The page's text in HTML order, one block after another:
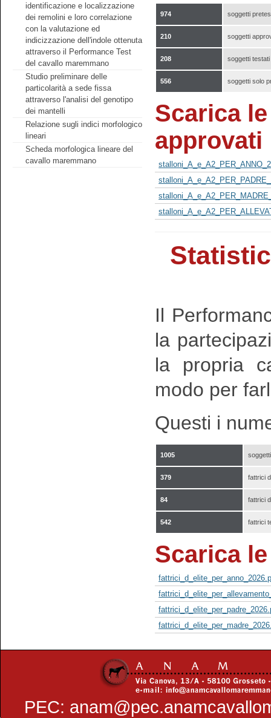
identificazione e localizzazione
dei remolini e loro correlazione
con la valutazione ed
indicizzazione dell'indole ottenuta
attraverso il Performance Test
del cavallo maremmano
Studio preliminare delle
particolarità a sede fissa
attraverso l'analisi del genotipo
dei mantelli
Relazione sugli indici morfologico
lineari
Scheda morfologica lineare del
cavallo maremmano
974 soggetti
210 soggetti
208 soggetti
556 soggetti solo
Scarica
approvati
Il
la
la propria
modo per
Questi i
1005
379 fattrici
84 fattrici
542 fattrici
Scarica
PEC: